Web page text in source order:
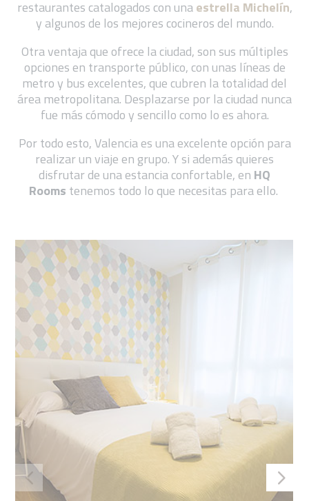
restaurantes catalogados con una estrella Michelín,
y algunos de los mejores cocineros del mundo.
Otra ventaja que ofrece la ciudad, son sus múltiples
opciones en transporte público, con unas líneas de
metro y bus excelentes, que cubren la totalidad del
área metropolitana. Desplazarse por la ciudad nunca
fue más cómodo y sencillo como lo es ahora.
Por todo esto, Valencia es una excelente opción para
realizar un viaje en grupo. Y si además quieres
disfrutar de una estancia confortable, en HQ
Rooms tenemos todo lo que necesitas para ello.